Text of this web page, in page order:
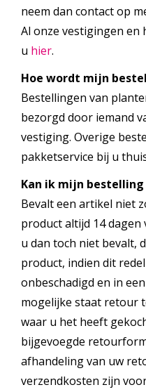
neem dan contact op
Al onze vestigingen en
u hier.
Hoe wordt mijn
Bestellingen van
bezorgd door iemand
vestiging. Overige
pakketservice bij u
Kan ik mijn
Bevalt een artikel niet
product altijd 14 dagen
u dan toch niet bevalt,
product, indien dit
onbeschadigd en in
mogelijke staat retour
waar u het heeft
bijgevoegde
afhandeling van uw
verzendkosten zijn